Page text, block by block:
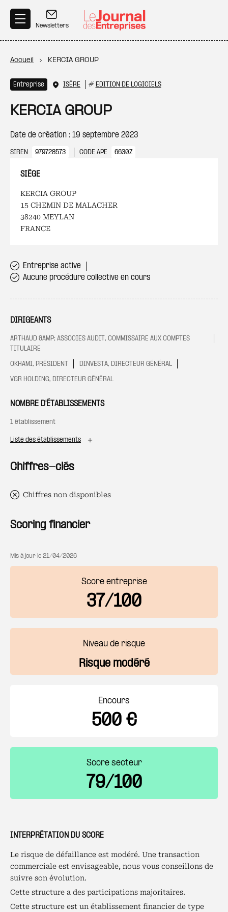
Newsletters
Fil d'Ariane
Accueil KERCIA GROUP
Entreprise ISÈRE # EDITION DE LOGICIELS
KERCIA GROUP
Date de création : 19 septembre 2023
SIREN 979728573 CODE APE 6630Z
SIÈGE
KERCIA GROUP
15 CHEMIN DE MALACHER
38240 MEYLAN
FRANCE
Entreprise active
Aucune procédure collective en cours
DIRIGEANTS
ARTHAUD &AMP; ASSOCIES AUDIT, COMMISSAIRE AUX COMPTES
TITULAIRE
OKHAMI, PRÉSIDENT
DINVESTA, DIRECTEUR GÉNÉRAL
VGR HOLDING, DIRECTEUR GÉNÉRAL
NOMBRE D'ÉTABLISSEMENTS
1 établissement
Liste des établissements
Chiffres-clés
Chiffres non disponibles
Scoring financier
Mis à jour le 21/04/2026
Score entreprise
37/100
Niveau de risque
Risque modéré
Encours
500 €
Score secteur
79/100
INTERPRÉTATION DU SCORE
Le risque de défaillance est modéré. Une transaction
commerciale est envisageable, nous vous conseillons de
suivre son évolution.
Cette structure a des participations majoritaires.
Cette structure est un établissement financier de type